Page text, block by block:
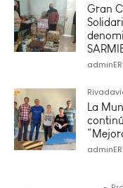
Gran
La